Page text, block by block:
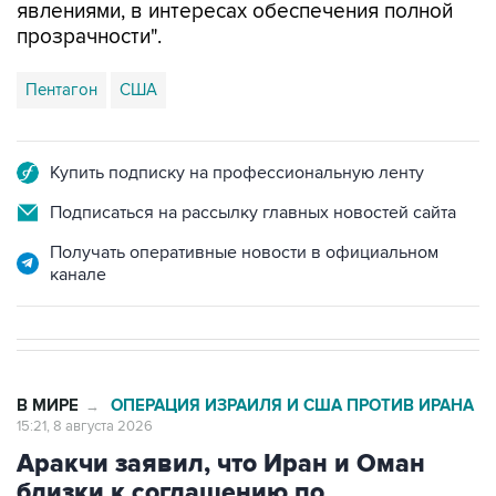
явлениями, в интересах обеспечения полной
прозрачности".
Пентагон США
Купить подписку на профессиональную ленту
Подписаться на рассылку главных новостей сайта
Получать оперативные новости в официальном
канале
В МИРЕ → ОПЕРАЦИЯ ИЗРАИЛЯ И США ПРОТИВ ИРАНА
15:21, 8 августа 2026
Аракчи заявил, что Иран и Оман